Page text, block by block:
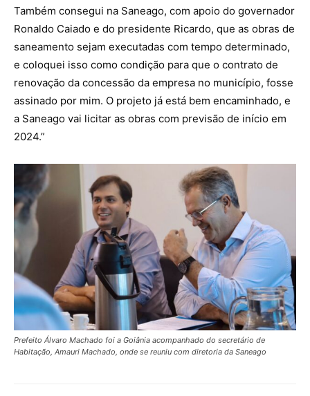
Também consegui na Saneago, com apoio do governador
Ronaldo Caiado e do presidente Ricardo, que as obras de
saneamento sejam executadas com tempo determinado,
e coloquei isso como condição para que o contrato de
renovação da concessão da empresa no município, fosse
assinado por mim. O projeto já está bem encaminhado, e
a Saneago vai licitar as obras com previsão de início em
2024.”
Prefeito Álvaro Machado foi a Goiânia acompanhado do secretário de
Habitação, Amauri Machado, onde se reuniu com diretoria da Saneago